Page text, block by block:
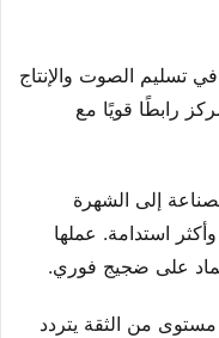
تسليم الصوت والإنتاج
رابطًا قويًا مع
إلى الشهرة
استدامة. عملها
على ضجيج فوري.
مستوى من الثقة يتردد